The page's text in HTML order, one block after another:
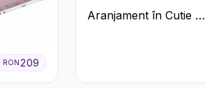
RON209
Aranjament în Cutie cu